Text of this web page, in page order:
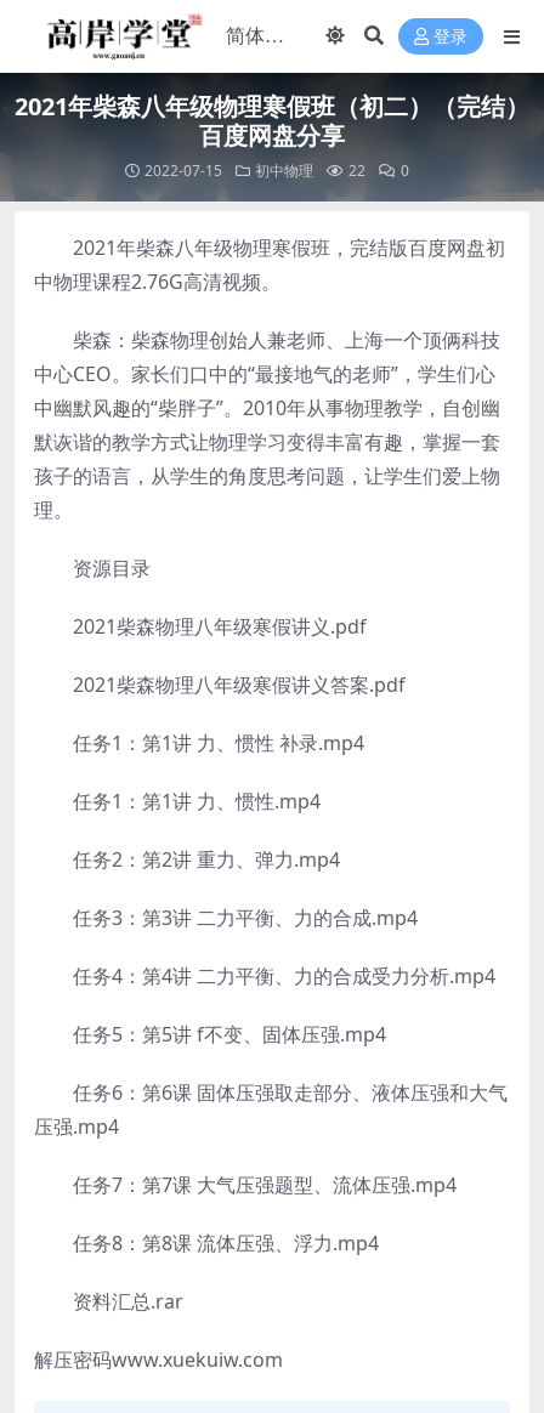
登录
2021年柴森八年级物理寒假班（初二）（完结）
百度网盘分享
2022-07-15 初中物理 22 0
2021年柴森八年级物理寒假班，完结版百度网盘初
中物理课程2.76G高清视频。
柴森：柴森物理创始人兼老师、上海一个顶俩科技
中心CEO。家长们口中的“最接地气的老师”，学生们心
中幽默风趣的“柴胖子”。2010年从事物理教学，自创幽
默诙谐的教学方式让物理学习变得丰富有趣，掌握一套
孩子的语言，从学生的角度思考问题，让学生们爱上物
理。
资源目录
2021柴森物理八年级寒假讲义.pdf
2021柴森物理八年级寒假讲义答案.pdf
任务1：第1讲 力、惯性 补录.mp4
任务1：第1讲 力、惯性.mp4
任务2：第2讲 重力、弹力.mp4
任务3：第3讲 二力平衡、力的合成.mp4
任务4：第4讲 二力平衡、力的合成受力分析.mp4
任务5：第5讲 f不变、固体压强.mp4
任务6：第6课 固体压强取走部分、液体压强和大气
压强.mp4
任务7：第7课 大气压强题型、流体压强.mp4
任务8：第8课 流体压强、浮力.mp4
资料汇总.rar
解压密码www.xuekuiw.com